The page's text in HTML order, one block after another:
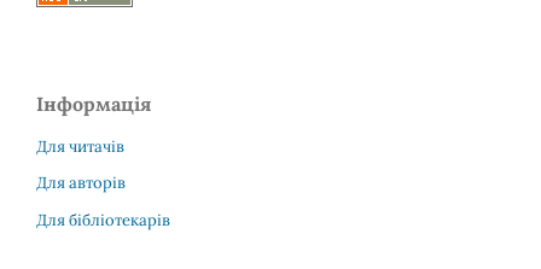
Інформація
Для читачів
Для авторів
Для бібліотекарів